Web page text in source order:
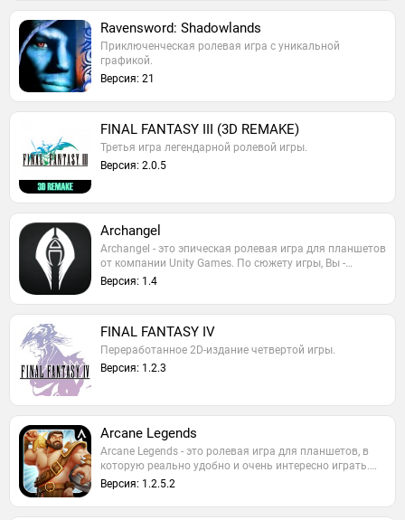
Ravensword: Shadowlands
Приключенческая ролевая игра с уникальной
графикой.
Версия: 21
FINAL FANTASY III (3D REMAKE)
Третья игра легендарной ролевой игры.
Версия: 2.0.5
Archangel
Archangel - это эпическая ролевая игра для планшетов
от компании Unity Games. По сюжету игры, Вы -…
Версия: 1.4
FINAL FANTASY IV
Переработанное 2D-издание четвертой игры.
Версия: 1.2.3
Arcane Legends
Arcane Legends - это ролевая игра для планшетов, в
которую реально удобно и очень интересно играть.…
Версия: 1.2.5.2